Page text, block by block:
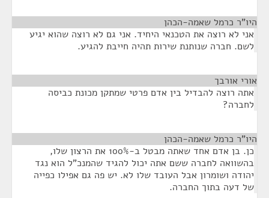
היו"ר כרמל שאמה-הכהן
אני לא רוצה את הטכנאי היחיד. אני גם לא רוצה שהוא יגיע
לשם. חברה שנותנת שירות תהיה חייבת להגיע.
אורי אורבך
אתה רוצה להבדיל בין אדם פרטי שמתקן מכונת כביסה
לחברה?
היו"ר כרמל שאמה-הכהן
כן. בן אדם אחד שאתה מבטל ב-100% את הרצון שלו,
בהשוואה לחברה ששם אתה יכול להגיד שהמנכ"ל הוא נגד
יהודה ושומרון אבל העובד שלו לא. יש פה גם אפילו כפייה
של דעה בתוך החברה.